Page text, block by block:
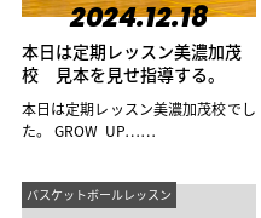
2024.12.18
本日は定期レッスン美濃加茂
校 見本を見せ指導する。
本日は定期レッスン美濃加茂校でし
た。 GROW UP……
バスケットボールレッスン